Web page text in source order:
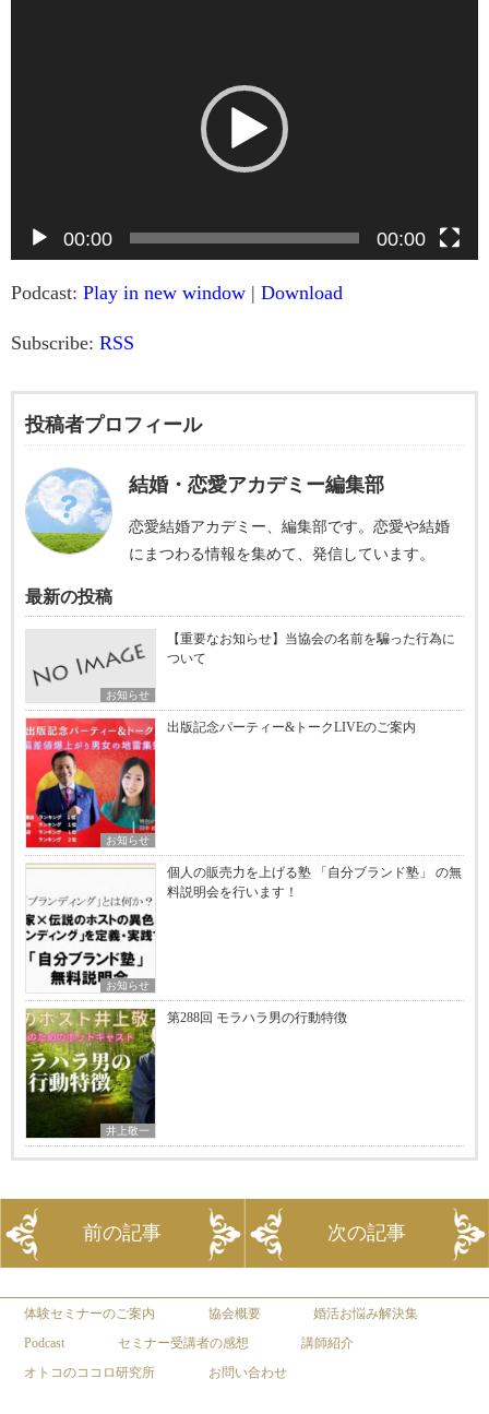
00:00 00:00
Podcast: Play in new window | Download
Subscribe: RSS
投稿者プロフィール
結婚・恋愛アカデミー編集部
恋愛結婚アカデミー、編集部です。恋愛や結婚
にまつわる情報を集めて、発信しています。
最新の投稿
お知らせ
【重要なお知らせ】当協会の名前を騙った行為に
ついて
お知らせ
出版記念パーティー&トークLIVEのご案内
お知らせ
個人の販売力を上げる塾 「自分ブランド塾」 の無
料説明会を行います！
井上敬一
第288回 モラハラ男の行動特徴
前の記事 次の記事
体験セミナーのご案内 協会概要
婚活お悩み解決集
Podcast
セミナー受講者の感想
講師紹介
オトコのココロ研究所
お問い合わせ